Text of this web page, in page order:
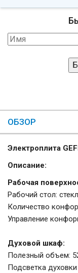
ОБЗОР
Электроплита
Описание:
Рабочая
Рабочий стол:
Количество
Управление
Духовой шкаф:
Полезный объем:
Подсветка